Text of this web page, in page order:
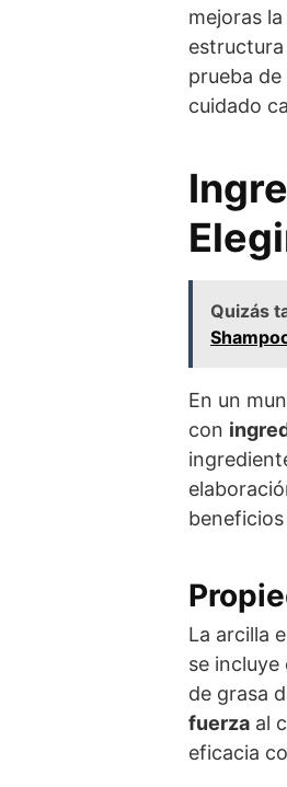
mejoras
estructura
prueba
cuidado
Quizás
En un
con
La arcilla
se incluye
de grasa
fuerza al
eficacia